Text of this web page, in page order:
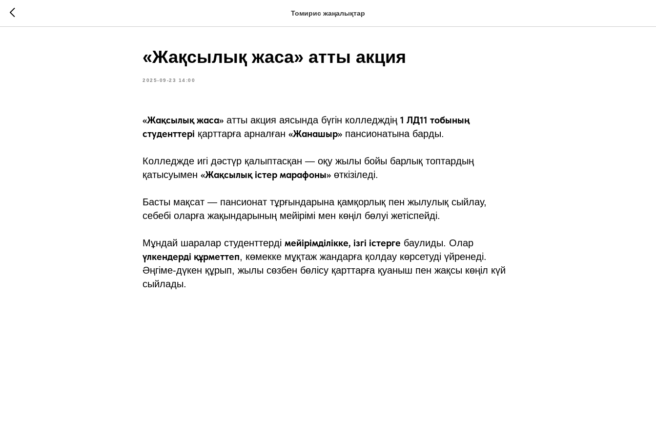
Томирис жаңалықтар
«Жақсылық жаса» атты акция
2025-09-23 14:00
«Жақсылық жаса» атты акция аясында бүгін колледждің 1 ЛД11 тобының
студенттері қарттарға арналған «Жанашыр» пансионатына барды.
Колледжде игі дәстүр қалыптасқан — оқу жылы бойы барлық топтардың
қатысуымен «Жақсылық істер марафоны» өткізіледі.
Басты мақсат — пансионат тұрғындарына қамқорлық пен жылулық сыйлау,
себебі оларға жақындарының мейірімі мен көңіл бөлуі жетіспейді.
Мұндай шаралар студенттерді мейірімділікке, ізгі істерге баулиды. Олар
үлкендерді құрметтеп, көмекке мұқтаж жандарға қолдау көрсетуді үйренеді.
Әңгіме-дүкен құрып, жылы сөзбен бөлісу қарттарға қуаныш пен жақсы көңіл күй
сыйлады.